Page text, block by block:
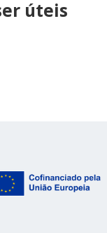
úteis